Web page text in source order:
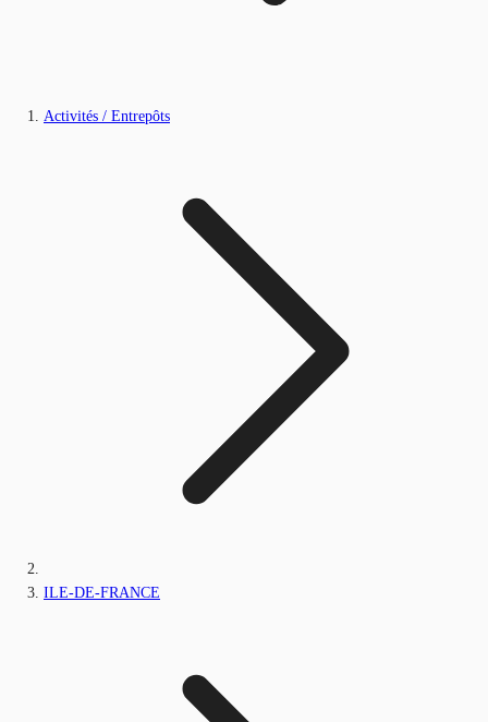
Activités / Entrepôts
ILE-DE-FRANCE